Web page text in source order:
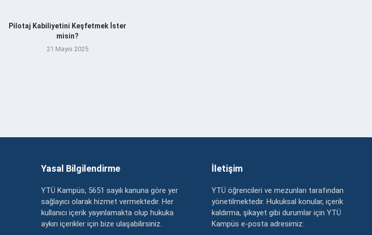
Pilotaj Kabiliyetini Keşfetmek İster
misin?
21 Mayıs 2025
Yasal Bilgilendirme
YTÜ Kampüs, 5651 sayılı kanuna göre yer
sağlayıcı olarak hizmet vermektedir. Her
kullanıcı içerik yayınlamakta olup hukuka
aykırı içerikler için bize ulaşabilirsiniz.
İletişim
YTÜ öğrencileri ve mezunları tarafından
yönetilmektedir. Hukuksal konular, içerik
kaldırma, şikayet gibi durumlar için YTÜ
Kampüs e-posta adresimiz: